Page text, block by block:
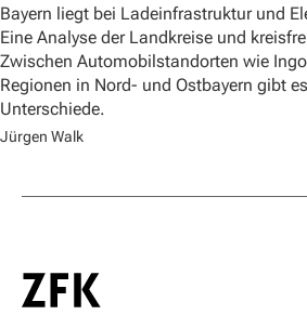
Bayern liegt bei Ladeinfrastruktur und
Eine Analyse der Landkreise und
Zwischen Automobilstandorten wie
Regionen in Nord- und Ostbayern gibt
Unterschiede.
Jürgen Walk